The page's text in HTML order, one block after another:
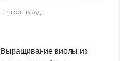
1 ГОД НАЗАД
Выращивание виолы из